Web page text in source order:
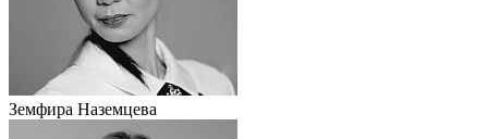
Земфира Наземцева